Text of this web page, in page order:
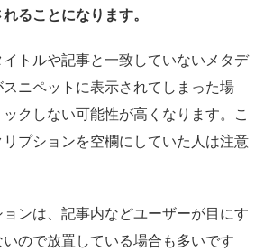
ることになります。
トルや記事と一致していないメタデ
ニペットに表示されてしまった場
クしない可能性が高くなります。こ
プションを空欄にしていた人は注意
ョンは、記事内などユーザーが目にす
ので放置している場合も多いです